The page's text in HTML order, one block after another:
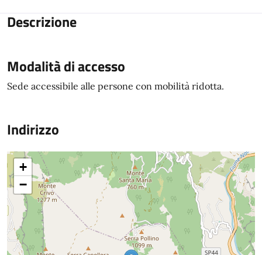
Descrizione
Modalità di accesso
Sede accessibile alle persone con mobilità ridotta.
Indirizzo
+
−